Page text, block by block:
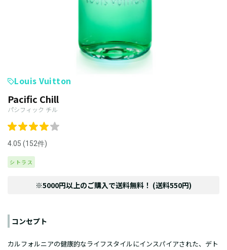
Louis Vuitton
Pacific Chill
パシフィック チル
4.05 (152件)
シトラス
※5000円以上のご購入で送料無料！ (送料550円)
コンセプト
カルフォルニアの健康的なライフスタイルにインスパイアされた、デト